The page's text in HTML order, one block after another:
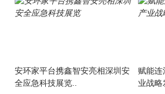
安环家平台携鑫智安亮相深圳安
全应急科技展览..
赋能连
业战略